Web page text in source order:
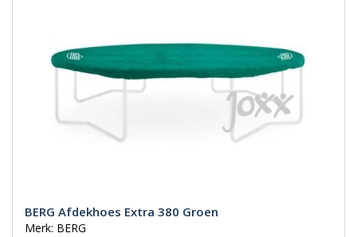
BERG Afdekhoes Extra 380 Groen
Merk: BERG